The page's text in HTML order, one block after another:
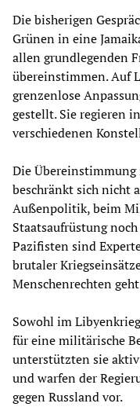
Die bisherigen
Grünen in eine
allen grundlegenden
übereinstimmen. Auf
grenzenlose
gestellt. Sie regieren
verschiedenen
Die Übereinstimmung
beschränkt sich nicht
Außenpolitik, beim
Staatsaufrüstung
Pazifisten sind
brutaler
Menschenrechten
Sowohl im
für eine militärische
unterstützten sie
und warfen der
gegen Russland vor.